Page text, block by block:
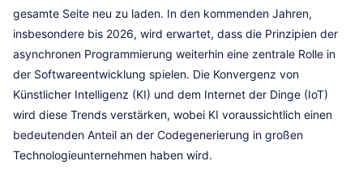
gesamte Seite neu zu laden. In den kommenden Jahren,
insbesondere bis 2026, wird erwartet, dass die Prinzipien der
asynchronen Programmierung weiterhin eine zentrale Rolle in
der Softwareentwicklung spielen. Die Konvergenz von
Künstlicher Intelligenz (KI) und dem Internet der Dinge (IoT)
wird diese Trends verstärken, wobei KI voraussichtlich einen
bedeutenden Anteil an der Codegenerierung in großen
Technologieunternehmen haben wird.